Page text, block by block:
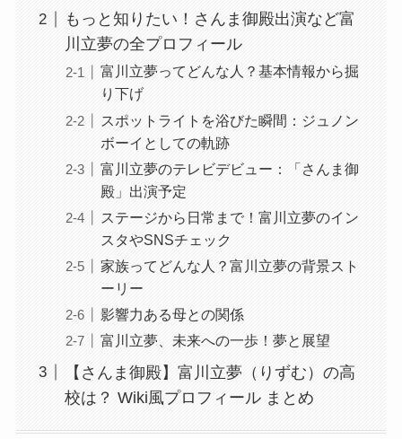
もっと知りたい！さんま御殿出演など富
川立夢の全プロフィール
富川立夢ってどんな人？基本情報から掘
り下げ
スポットライトを浴びた瞬間：ジュノン
ボーイとしての軌跡
富川立夢のテレビデビュー：「さんま御
殿」出演予定
ステージから日常まで！富川立夢のイン
スタやSNSチェック
家族ってどんな人？富川立夢の背景スト
ーリー
影響力ある母との関係
富川立夢、未来への一歩！夢と展望
【さんま御殿】富川立夢（りずむ）の高
校は？ Wiki風プロフィール まとめ